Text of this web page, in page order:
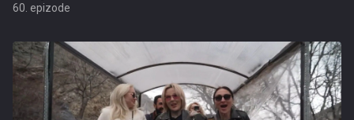
60. epizode